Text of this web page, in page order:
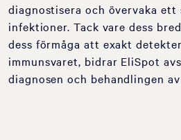
diagnostisera och övervaka
infektioner. Tack vare dess
dess förmåga att exakt
immunsvaret, bidrar EliSpot
diagnosen och behandlingen